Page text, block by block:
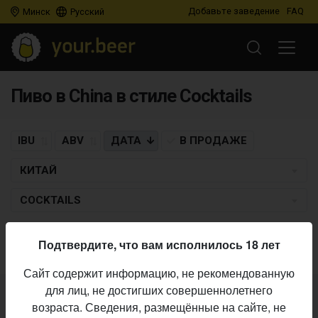
Минск Русский Добавьте заведение FAQ
Пиво в China в стиле Cocktails
IBU ABV ДАТА В ПРОДАЖЕ
КИТАЙ
COCKTAILS
Не нашли ваш бар или магазин в каталоге?
Подтвердите, что вам исполнилось 18 лет
Сайт содержит информацию, не рекомендованную
для лиц, не достигших совершеннолетнего
возраста. Сведения, размещённые на сайте, не